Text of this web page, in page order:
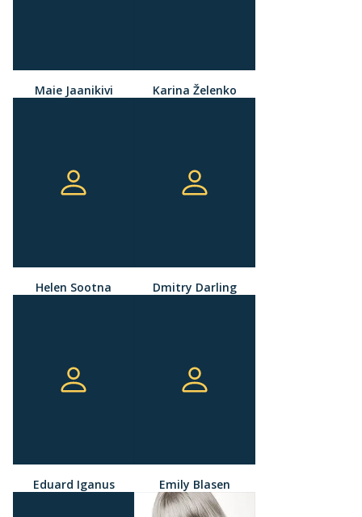
Maie Jaanikivi Karina Želenko
Helen Sootna Dmitry Darling
Eduard Iganus Emily Blasen